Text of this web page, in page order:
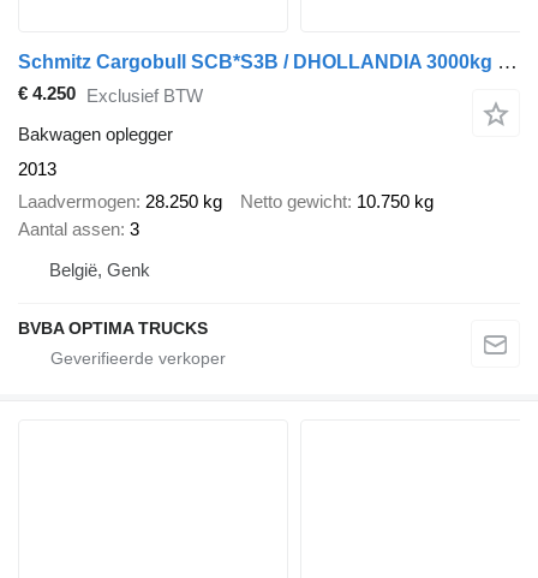
Schmitz Cargobull SCB*S3B / DHOLLANDIA 3000kg / LIFTAS / STUURAS
€ 4.250 Exclusief BTW
Bakwagen oplegger
2013
Laadvermogen 28.250 kg Netto gewicht 10.750 kg
Aantal assen 3
België, Genk
BVBA OPTIMA TRUCKS